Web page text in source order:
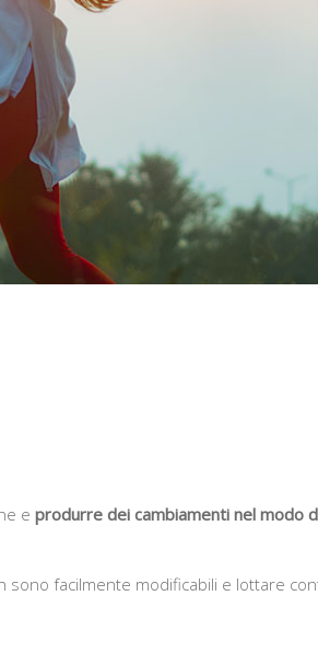
e produrre dei cambiamenti nel modo
sono facilmente modificabili e lottare